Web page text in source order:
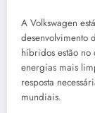
A Volkswagen
desenvolvimento
híbridos estão no
energias mais
resposta
mundiais.